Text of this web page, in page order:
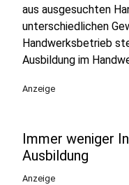
aus ausgesuchten
unterschiedlichen
Handwerksbetrieb
Ausbildung im
Anzeige
Immer weniger
Ausbildung
Anzeige